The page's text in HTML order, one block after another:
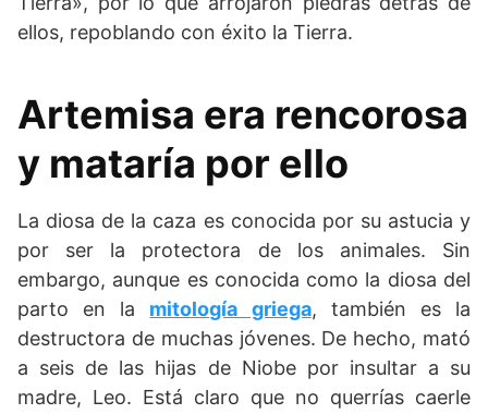
ellos, repoblando con éxito la Tierra.
Artemisa era rencorosa
y mataría por ello
La diosa de la caza es conocida por su astucia y
por ser la protectora de los animales. Sin
embargo, aunque es conocida como la diosa del
parto en la mitología griega, también es la
destructora de muchas jóvenes. De hecho, mató
a seis de las hijas de Niobe por insultar a su
madre, Leo. Está claro que no querrías caerle